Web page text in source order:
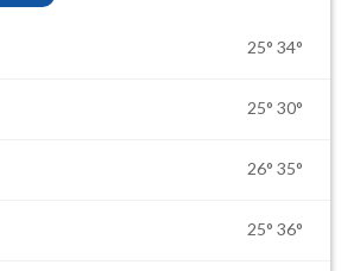
25° 34°
25° 30°
26° 35°
25° 36°